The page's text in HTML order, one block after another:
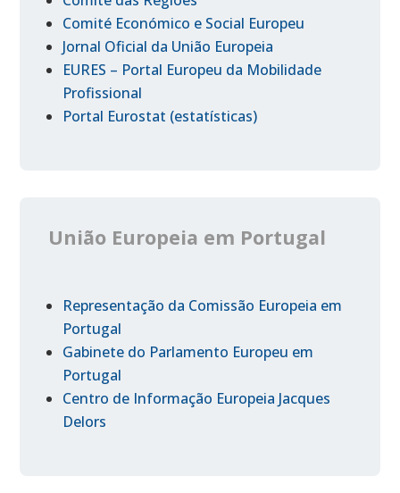
Comité Económico e Social Europeu
Jornal Oficial da União Europeia
EURES – Portal Europeu da Mobilidade
Profissional
Portal Eurostat (estatísticas)
União Europeia em Portugal
Representação da Comissão Europeia em
Portugal
Gabinete do Parlamento Europeu em
Portugal
Centro de Informação Europeia Jacques
Delors